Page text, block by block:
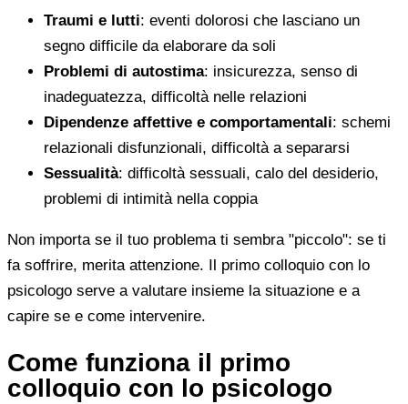
Traumi e lutti: eventi dolorosi che lasciano un
segno difficile da elaborare da soli
Problemi di autostima: insicurezza, senso di
inadeguatezza, difficoltà nelle relazioni
Dipendenze affettive e comportamentali: schemi
relazionali disfunzionali, difficoltà a separarsi
Sessualità: difficoltà sessuali, calo del desiderio,
problemi di intimità nella coppia
Non importa se il tuo problema ti sembra "piccolo": se ti
fa soffrire, merita attenzione. Il primo colloquio con lo
psicologo serve a valutare insieme la situazione e a
capire se e come intervenire.
Come funziona il primo
colloquio con lo psicologo